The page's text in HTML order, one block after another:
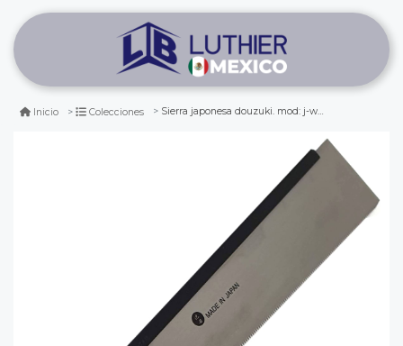
Inicio Colecciones Sierra japonesa douzuki. mod: j-wd240. 240 mm